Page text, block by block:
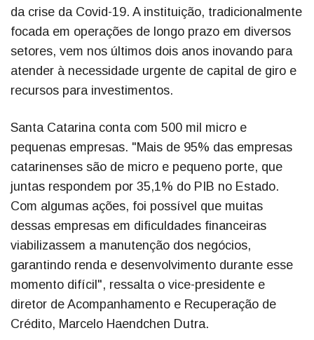
da crise da Covid-19. A instituição, tradicionalmente
focada em operações de longo prazo em diversos
setores, vem nos últimos dois anos inovando para
atender à necessidade urgente de capital de giro e
recursos para investimentos.
Santa Catarina conta com 500 mil micro e
pequenas empresas. "Mais de 95% das empresas
catarinenses são de micro e pequeno porte, que
juntas respondem por 35,1% do PIB no Estado.
Com algumas ações, foi possível que muitas
dessas empresas em dificuldades financeiras
viabilizassem a manutenção dos negócios,
garantindo renda e desenvolvimento durante esse
momento difícil", ressalta o vice-presidente e
diretor de Acompanhamento e Recuperação de
Crédito, Marcelo Haendchen Dutra.